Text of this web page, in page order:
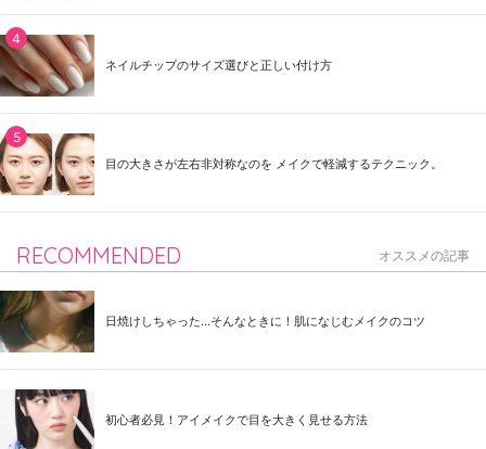
ネイルチップのサイズ選びと正しい付け方
目の大きさが左右非対称なのを メイクで軽減するテクニック。
RECOMMENDED オススメの記事
日焼けしちゃった...そんなときに！肌になじむメイクのコツ
初心者必見！アイメイクで目を大きく見せる方法